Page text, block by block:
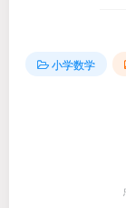
小学数学